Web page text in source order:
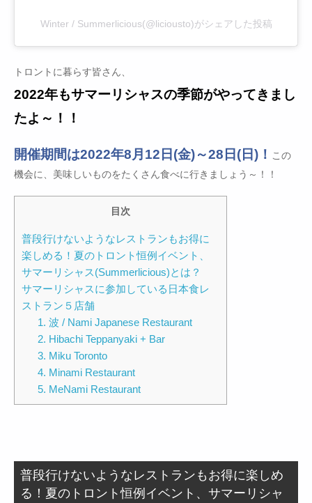
Winter / Summerlicious(@liciousto)がシェアした投稿
トロントに暮らす皆さん、
2022年もサマーリシャスの季節がやってきまし
たよ～！！
開催期間は2022年8月12日(金)～28日(日)！ この
機会に、美味しいものをたくさん食べに行きましょう～！！
目次
普段行けないようなレストランもお得に
楽しめる！夏のトロント恒例イベント、
サマーリシャス(Summerlicious)とは？
サマーリシャスに参加している日本食レ
ストラン５店舗
1. 波 / Nami Japanese Restaurant
2. Hibachi Teppanyaki + Bar
3. Miku Toronto
4. Minami Restaurant
5. MeNami Restaurant
普段行けないようなレストランもお得に楽しめ
る！夏のトロント恒例イベント、サマーリシャ